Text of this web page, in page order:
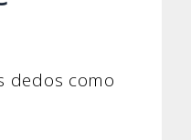
dedos como